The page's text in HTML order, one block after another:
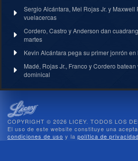
Sergio Alcántara, Mel Rojas Jr. y Maxwell
vuelacercas
Cordero, Castro y Anderson dan
martes
Kevin Alcántara pega su primer jonrón
Madé, Rojas Jr., Franco y Cordero
dominical
COPYRIGHT © 2026 LICEY. TODOS LOS
El uso de este website constituye una
condiciones de uso y la política de privacidad